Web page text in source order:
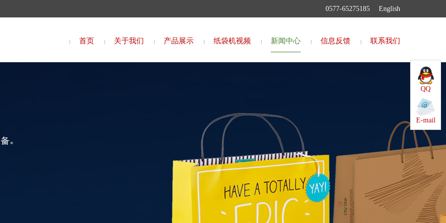
0577-65275185 English
联系我们
信息反馈
新闻中心
纸袋机视频
产品展示
关于我们
首页
QQ
E-mail